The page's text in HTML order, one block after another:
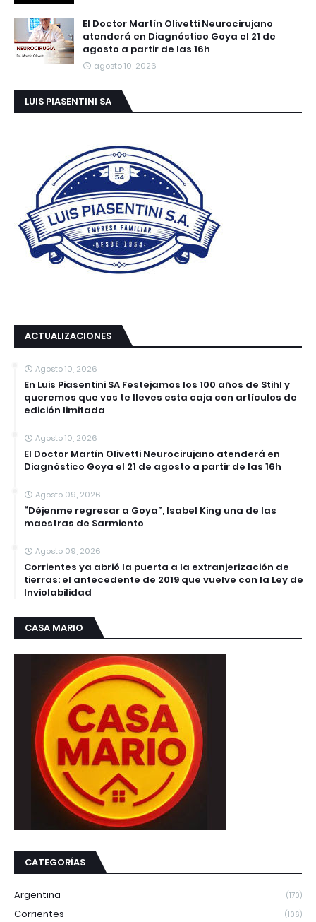
El Doctor Martín Olivetti Neurocirujano
atenderá en Diagnóstico Goya el 21 de
agosto a partir de las 16h
agosto 10, 2026
LUIS PIASENTINI SA
ACTUALIZACIONES
Agosto 10, 2026
En Luis Piasentini SA Festejamos los 100 años de Stihl y
queremos que vos te lleves esta caja con artículos de
edición limitada
Agosto 10, 2026
El Doctor Martín Olivetti Neurocirujano atenderá en
Diagnóstico Goya el 21 de agosto a partir de las 16h
Agosto 09, 2026
“Déjenme regresar a Goya”, Isabel King una de las
maestras de Sarmiento
Agosto 09, 2026
Corrientes ya abrió la puerta a la extranjerización de
tierras: el antecedente de 2019 que vuelve con la Ley de
Inviolabilidad
CASA MARIO
CATEGORÍAS
Argentina (170)
Corrientes (106)